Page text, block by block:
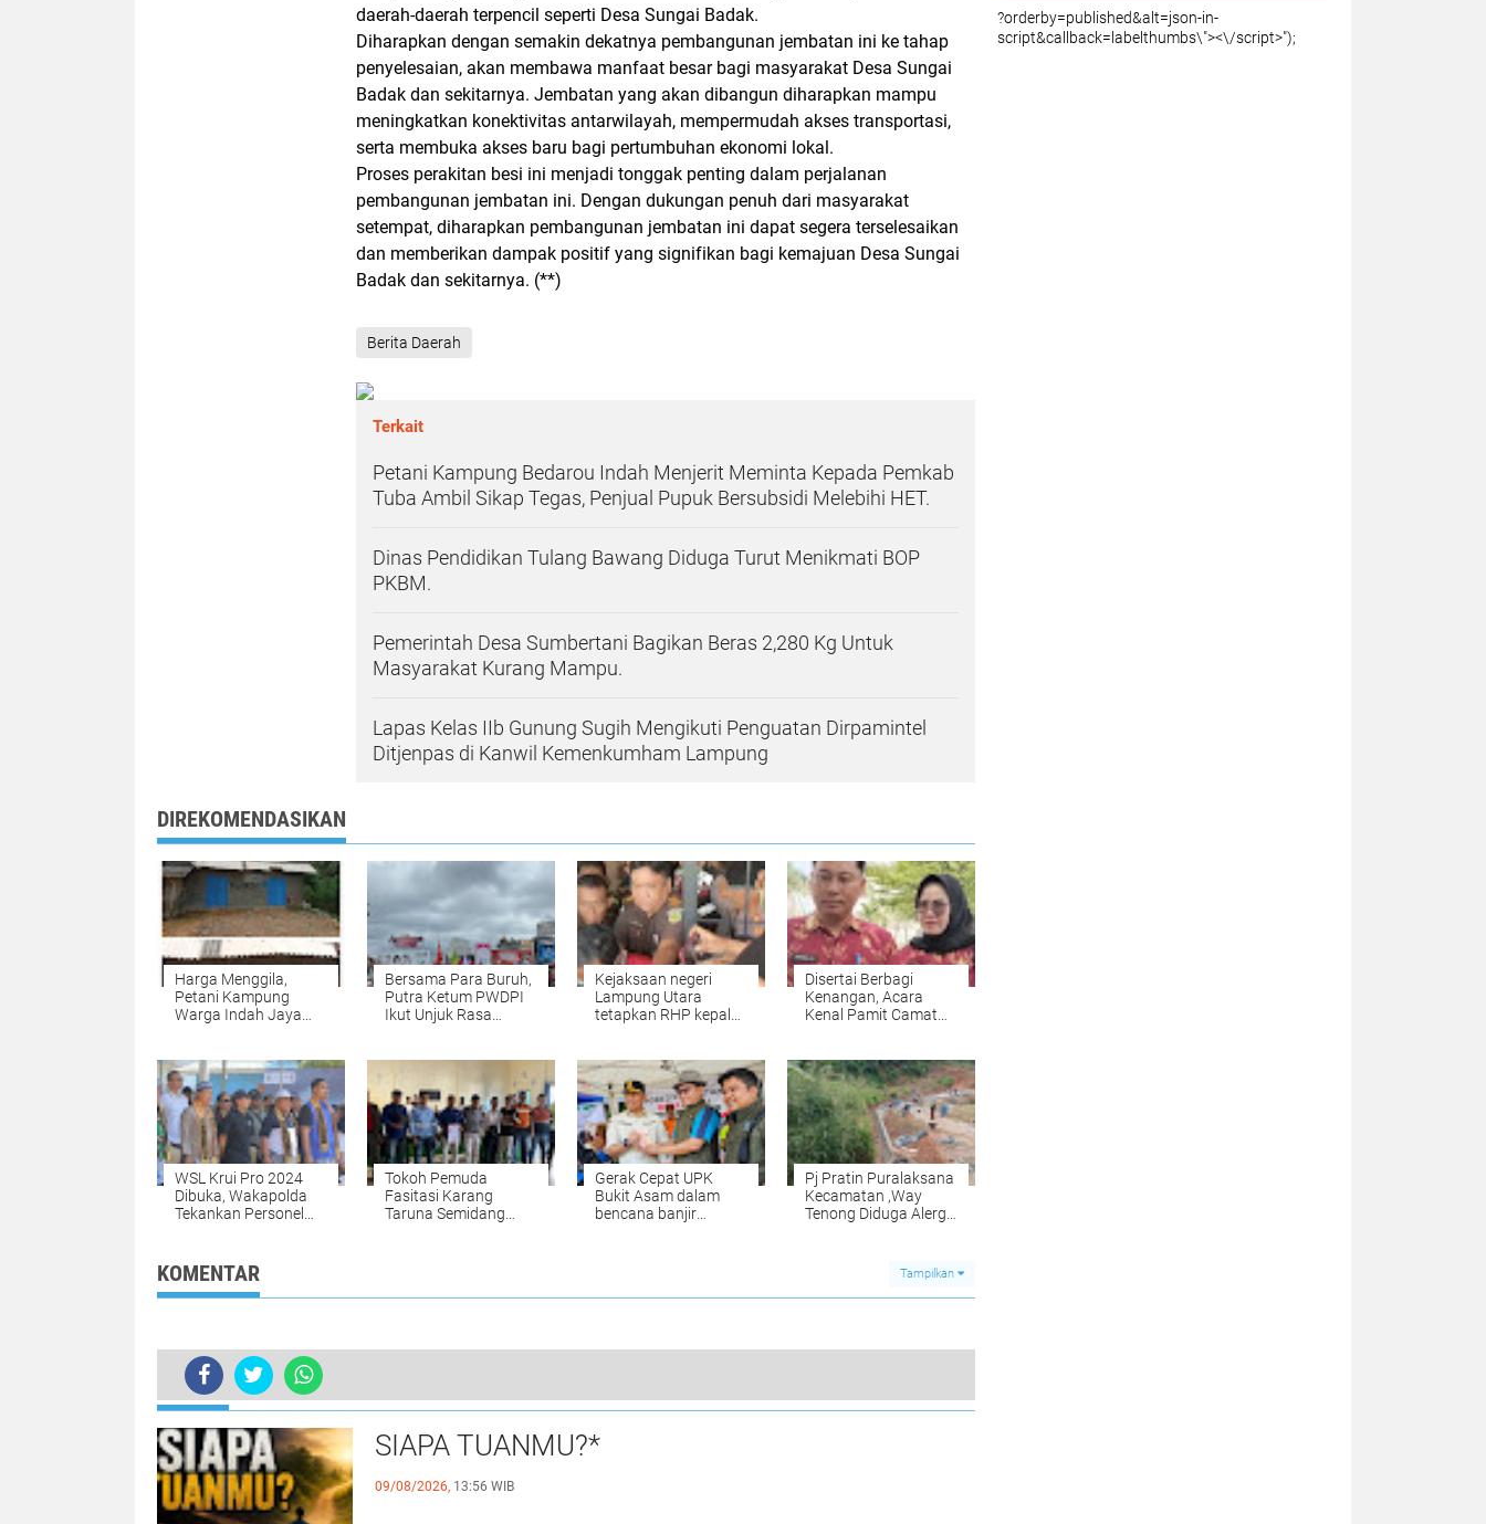
daerah-daerah terpencil seperti Desa Sungai Badak.
Diharapkan dengan semakin dekatnya pembangunan jembatan ini ke tahap
penyelesaian, akan membawa manfaat besar bagi masyarakat Desa Sungai
Badak dan sekitarnya. Jembatan yang akan dibangun diharapkan mampu
meningkatkan konektivitas antarwilayah, mempermudah akses transportasi,
serta membuka akses baru bagi pertumbuhan ekonomi lokal.
Proses perakitan besi ini menjadi tonggak penting dalam perjalanan
pembangunan jembatan ini. Dengan dukungan penuh dari masyarakat
setempat, diharapkan pembangunan jembatan ini dapat segera terselesaikan
dan memberikan dampak positif yang signifikan bagi kemajuan Desa Sungai
Badak dan sekitarnya. (**)
Berita Daerah
Terkait
Petani Kampung Bedarou Indah Menjerit Meminta Kepada Pemkab
Tuba Ambil Sikap Tegas, Penjual Pupuk Bersubsidi Melebihi HET.
Dinas Pendidikan Tulang Bawang Diduga Turut Menikmati BOP
PKBM.
Pemerintah Desa Sumbertani Bagikan Beras 2,280 Kg Untuk
Masyarakat Kurang Mampu.
Lapas Kelas IIb Gunung Sugih Mengikuti Penguatan Dirpamintel
Ditjenpas di Kanwil Kemenkumham Lampung
DIREKOMENDASIKAN
Harga Menggila,
Petani Kampung
Warga Indah Jaya
Pupuk.
Bersama Para Buruh,
Putra Ketum PWDPI
Ikut Unjuk Rasa
Kejaksaan negeri
Lampung Utara
tetapkan RHP kepala
Disertai Berbagi
Kenangan, Acara
Kenal Pamit Camat
Baru Berjalan Meriah
WSL Krui Pro 2024
Dibuka, Wakapolda
Tekankan Personel
Tokoh Pemuda
Fasitasi Karang
Taruna Semidang
Kerja
Gerak Cepat UPK
Bukit Asam dalam
bencana banjir
Pj Pratin Puralaksana
Kecamatan ,Way
Tenong Diduga Alergi
KOMENTAR Tampilkan
Pembangunan Jembatan di Desa Sungai Badak, Mesuji, Memasuki Tahap Perakitan Besi
TERKINI
SIAPA TUANMU?*
09/08/2026, 13:56 WIB
?orderby=published&alt=json-in-
script&callback=labelthumbs\"><\/script>");